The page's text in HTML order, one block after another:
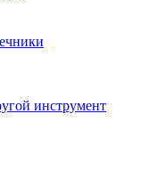
инструмент